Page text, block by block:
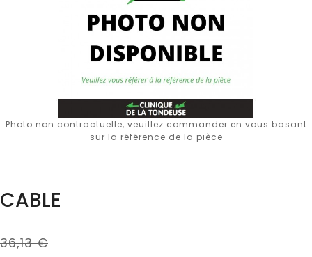
Photo non contractuelle, veuillez commander en vous basant
sur la référence de la pièce
CABLE
36,13 €